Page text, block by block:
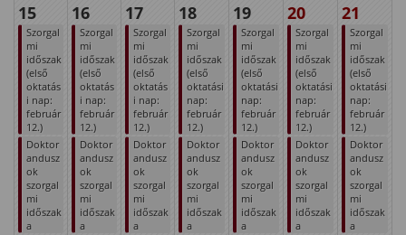
15
Szorgal
mi
időszak
(első
oktatás
i nap:
február
12.)
Doktor
andusz
ok
szorgal
mi
időszak
a
16
Szorgal
mi
időszak
(első
oktatás
i nap:
február
12.)
Doktor
andusz
ok
szorgal
mi
időszak
a
17
Szorgal
mi
időszak
(első
oktatás
i nap:
február
12.)
Doktor
andusz
ok
szorgal
mi
időszak
a
18
Szorgal
mi
időszak
(első
oktatási
nap:
február
12.)
Doktor
andusz
ok
szorgal
mi
időszak
a
19
Szorgal
mi
időszak
(első
oktatási
nap:
február
12.)
Doktor
andusz
ok
szorgal
mi
időszak
a
20
Szorgal
mi
időszak
(első
oktatási
nap:
február
12.)
Doktor
andusz
ok
szorgal
mi
időszak
a
21
Szorgal
mi
időszak
(első
oktatási
nap:
február
12.)
Doktor
andusz
ok
szorgal
mi
időszak
a